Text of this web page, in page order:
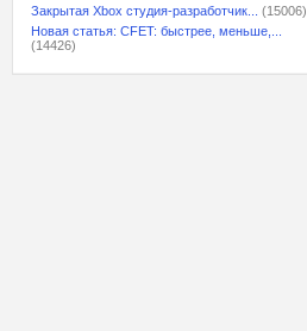
Закрытая Xbox студия-разработчик...
(15006)
Новая статья: CFET: быстрее, меньше,...
(14426)